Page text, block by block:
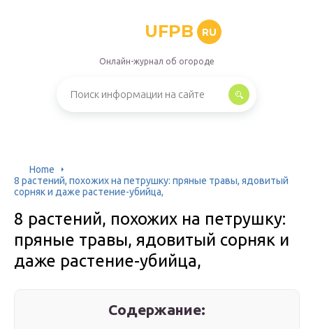
UFPB RU
Онлайн-журнал об огороде
Home
8 растений, похожих на петрушку: пряные травы, ядовитый
сорняк и даже растение-убийца,
8 растений, похожих на петрушку:
пряные травы, ядовитый сорняк и
даже растение-убийца,
Содержание: